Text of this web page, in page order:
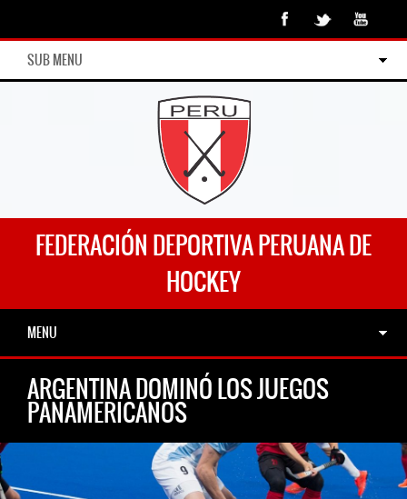
SUB MENU
FEDERACIÓN DEPORTIVA PERUANA DE
HOCKEY
MENU
ARGENTINA DOMINÓ LOS JUEGOS
PANAMERICANOS